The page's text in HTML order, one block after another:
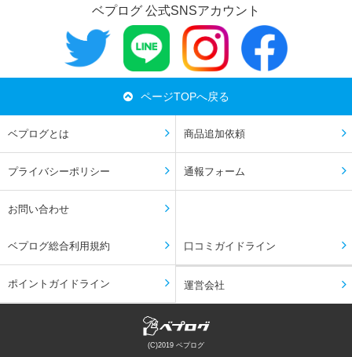
ベプログ 公式SNSアカウント
ページTOPへ戻る
ベプログとは 商品追加依頼
プライバシーポリシー 通報フォーム
お問い合わせ
ベプログ総合利用規約 口コミガイドライン
ポイントガイドライン 運営会社
(C)2019 ベプログ